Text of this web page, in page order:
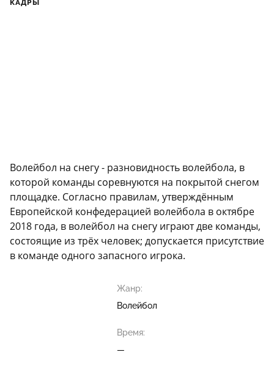
КАДРЫ
Волейбол на снегу - разновидность волейбола, в
которой команды соревнуются на покрытой снегом
площадке. Согласно правилам, утверждённым
Европейской конфедерацией волейбола в октябре
2018 года, в волейбол на снегу играют две команды,
состоящие из трёх человек; допускается присутствие
в команде одного запасного игрока.
Жанр:
Волейбол
Время:
—